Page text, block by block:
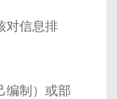
对信息排
编制）或部